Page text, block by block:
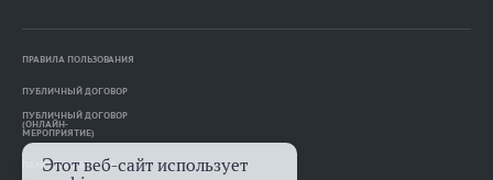
ПРАВИЛА ПОЛЬЗОВАНИЯ
ПУБЛИЧНЫЙ ДОГОВОР
ПУБЛИЧНЫЙ ДОГОВОР
(ОНЛАЙН-
МЕРОПРИЯТИЕ)
ПАМЯТКА АВТОРАМ
Этот веб-сайт использует